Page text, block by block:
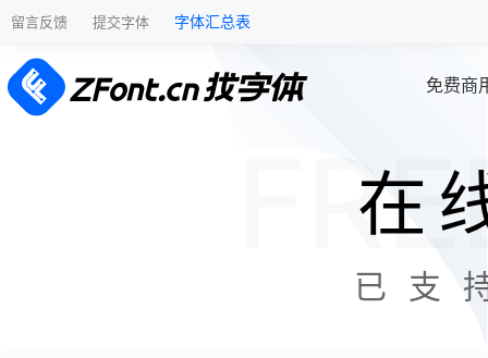
留言反馈 提交字体 字体汇总表
免费商
在
已支